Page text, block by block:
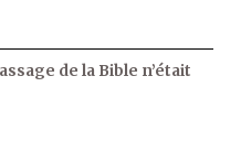
de la Bible n’était